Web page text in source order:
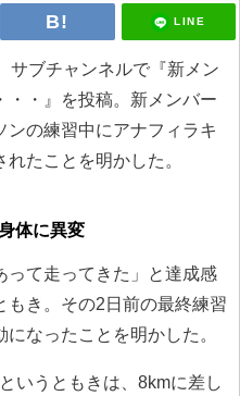
LINE
サブチャンネルで『新メン
・・』を投稿。新メンバー
ンの練習中にアナフィラキ
たことを明かした。
体に異変
って走ってきた」と達成感
もき。その2日前の最終練習
なったことを明かした。
いうともきは、8kmに差し